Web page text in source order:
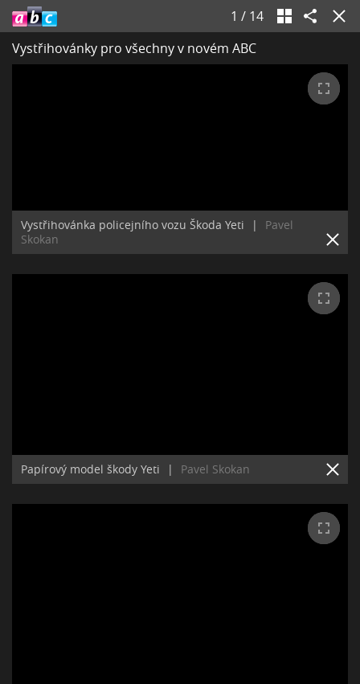
1 / 14
Vystřihovánky pro všechny v novém ABC
Vystřihovánka policejního vozu Škoda Yeti |
Pavel
Skokan
Papírový model škody Yeti | Pavel Skokan